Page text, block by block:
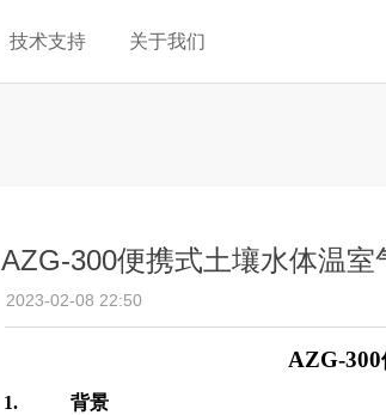
技术支持 关于我们
AZG-300便携式土壤水体温室
AZG-300
1. 背景
2023-02-08 22:50